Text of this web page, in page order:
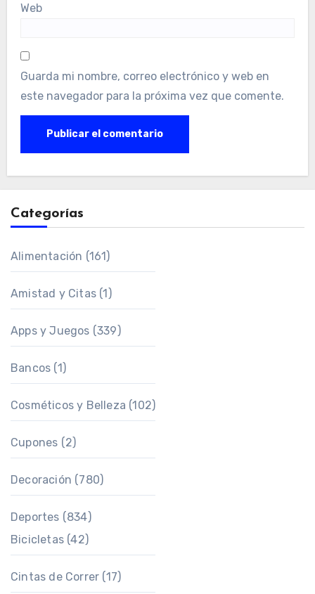
Web
Guarda mi nombre, correo electrónico y web en
este navegador para la próxima vez que comente.
Categorías
Alimentación (161)
Amistad y Citas (1)
Apps y Juegos (339)
Bancos (1)
Cosméticos y Belleza (102)
Cupones (2)
Decoración (780)
Deportes (834)
Bicicletas (42)
Cintas de Correr (17)